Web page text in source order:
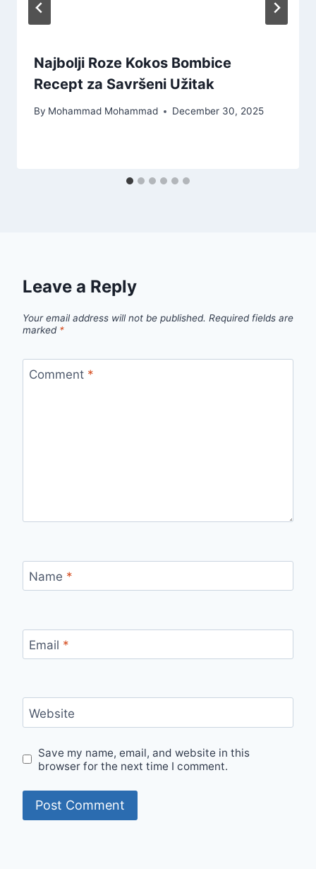
Najbolji Roze Kokos Bombice
Recept za Savršeni Užitak
By Mohammad Mohammad December 30, 2025
Leave a Reply
Your email address will not be published. Required fields are
marked *
Comment *
Name *
Email *
Website
Save my name, email, and website in this
browser for the next time I comment.